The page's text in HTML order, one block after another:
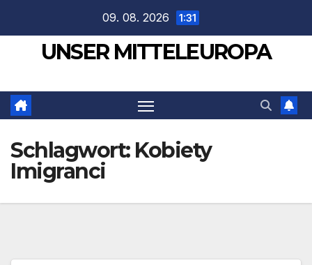
springen
09. 08. 2026 1:31
UNSER MITTELEUROPA
Schlagwort: Kobiety
Imigranci